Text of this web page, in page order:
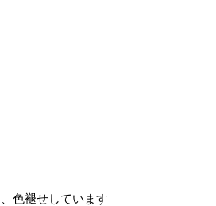
色褪せしています